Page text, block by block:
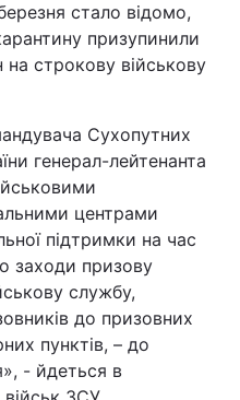
стало відомо,
призупинили
строкову військову
Сухопутних
генерал-лейтенанта
центрами
підтримки на час
заходи призову
службу,
до призовних
пунктів, – до
- йдеться в